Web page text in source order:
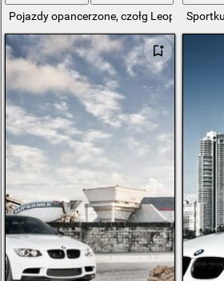
Pojazdy opancerzone, czołg Leopard-1,